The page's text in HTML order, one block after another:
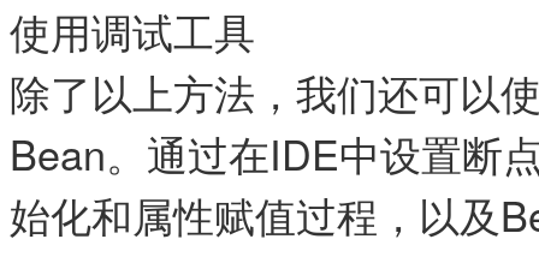
使用调试工具
除了以上方法，我们还可以
Bean。通过在IDE中设置断
始化和属性赋值过程，以及